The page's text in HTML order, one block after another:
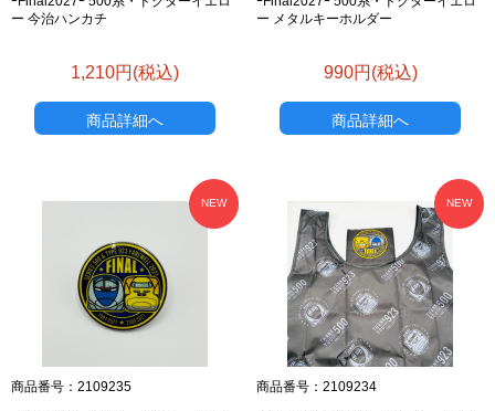
ー 今治ハンカチ
1,210円(税込)
商品詳細へ
ー メタルキーホルダー
990円(税込)
商品詳細へ
NEW
商品番号：2109235
NEW
商品番号：2109234